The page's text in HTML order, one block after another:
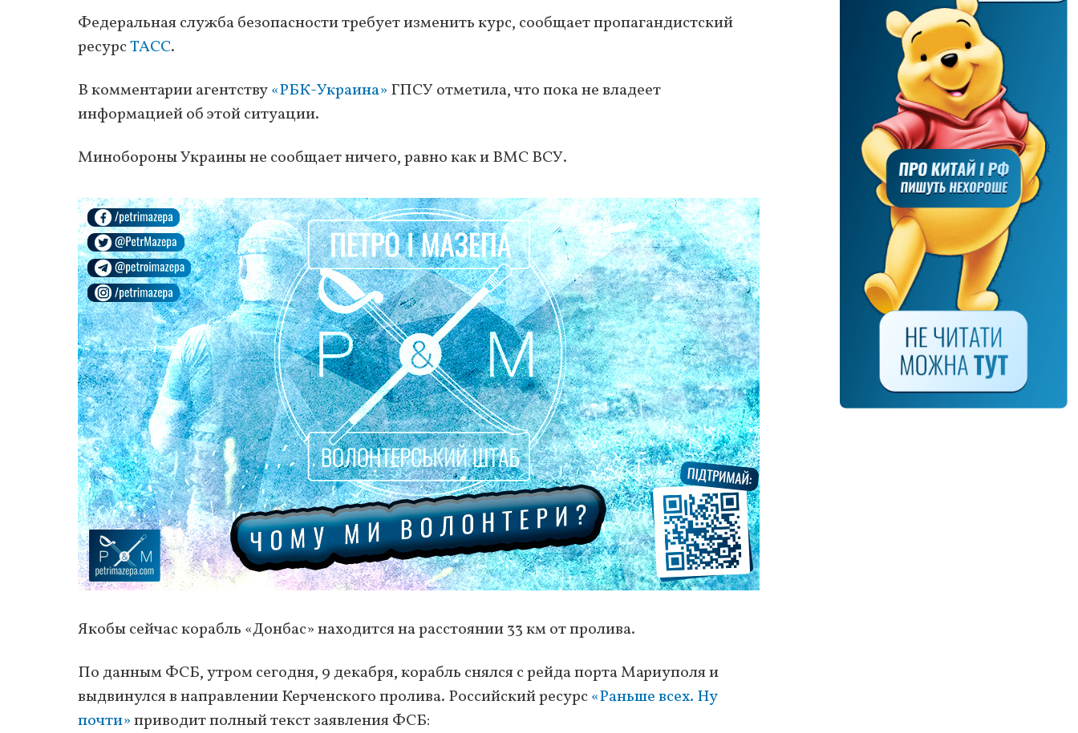
Федеральная служба безопасности требует изменить курс, сообщает пропагандистский
ресурсТАСС.
В комментарии агентству«РБК-Украина» ГПСУ отметила, что пока не владеет
информацией об этой ситуации.
Минобороны Украины не сообщает ничего, равно как и ВМС ВСУ.
Якобы сейчас корабль «Донбас» находится на расстоянии 33 км от пролива.
По данным ФСБ, утром сегодня, 9 декабря, корабль снялся с рейда порта Мариуполя и
выдвинулся в направлении Керченского пролива. Российский ресурс«Раньше всех. Ну
почти»приводит полный текст заявления ФСБ: